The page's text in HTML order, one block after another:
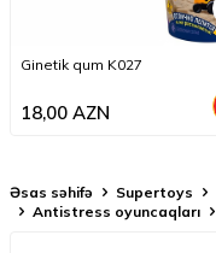
Ginetik qum K027
18,00 AZN
Əsas səhifə Supertoys
Antistress oyuncaqları